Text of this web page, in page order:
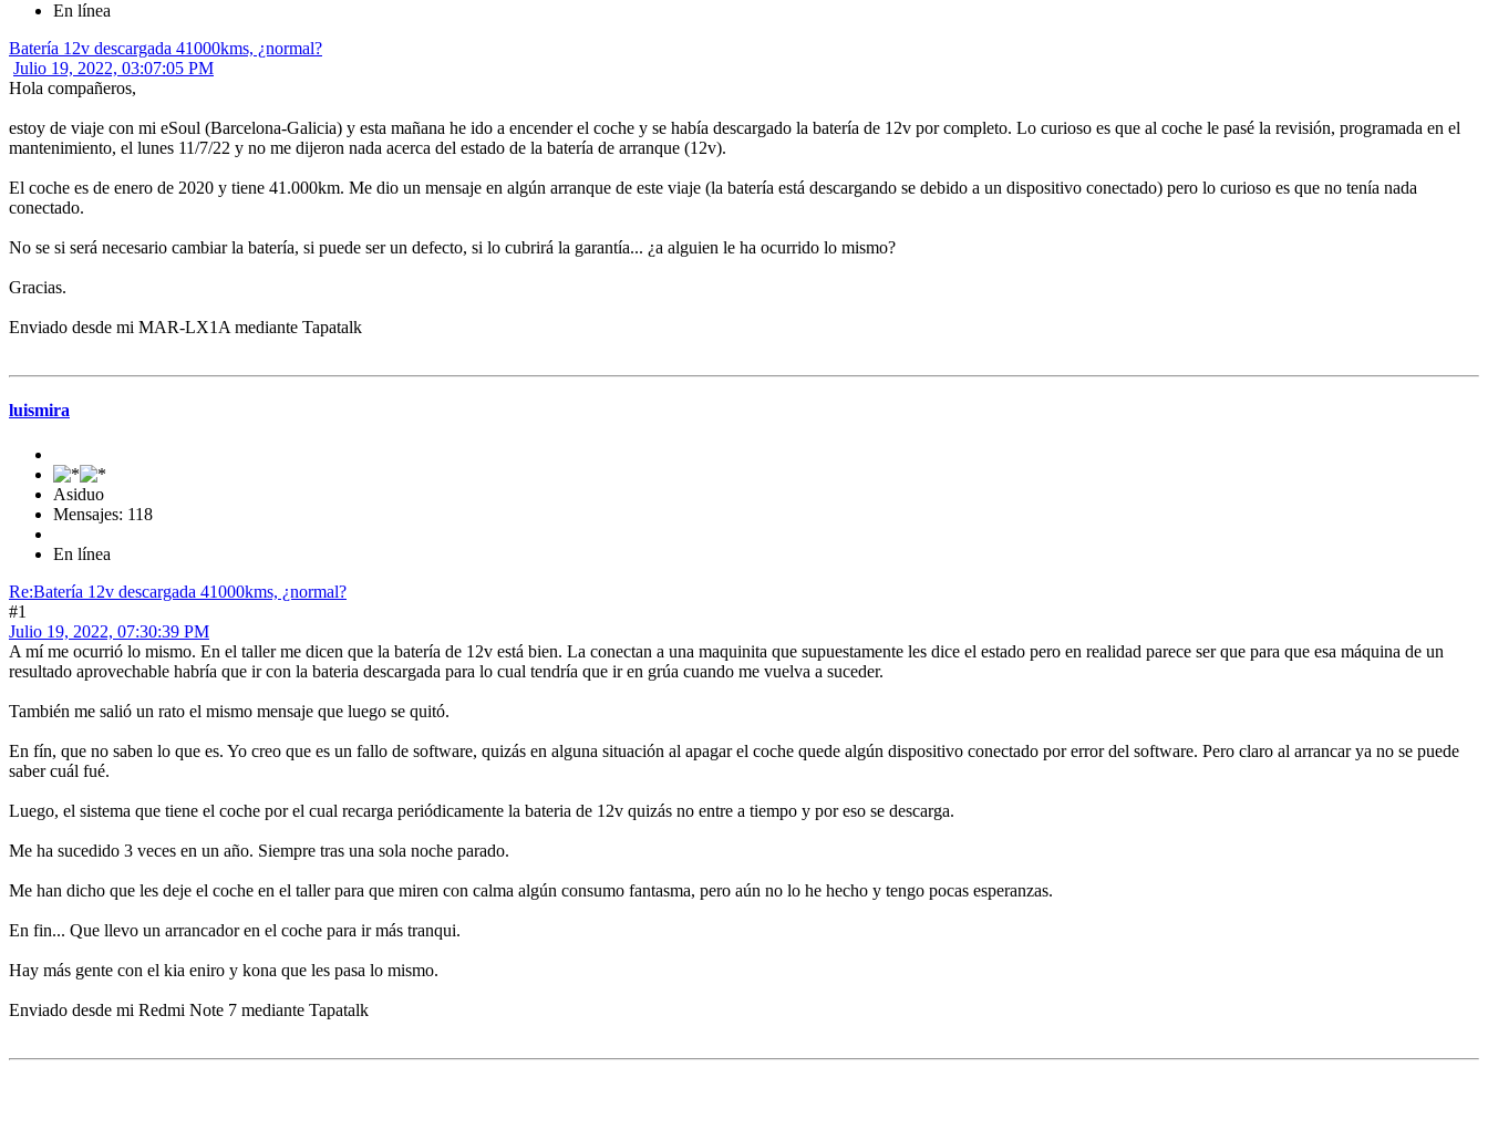
En línea
Batería 12v descargada 41000kms, ¿normal?
Julio 19, 2022, 03:07:05 PM
Hola compañeros,
estoy de viaje con mi eSoul (Barcelona-Galicia) y esta mañana he ido a encender el coche y se había descargado la batería de 12v por completo. Lo curioso es que al coche le pasé la revisión, programada en el
mantenimiento, el lunes 11/7/22 y no me dijeron nada acerca del estado de la batería de arranque (12v).
El coche es de enero de 2020 y tiene 41.000km. Me dio un mensaje en algún arranque de este viaje (la batería está descargando se debido a un dispositivo conectado) pero lo curioso es que no tenía nada
conectado.
No se si será necesario cambiar la batería, si puede ser un defecto, si lo cubrirá la garantía... ¿a alguien le ha ocurrido lo mismo?
Gracias.
Enviado desde mi MAR-LX1A mediante Tapatalk
luismira
Asiduo
Mensajes: 118
En línea
Re:Batería 12v descargada 41000kms, ¿normal?
#1
Julio 19, 2022, 07:30:39 PM
A mí me ocurrió lo mismo. En el taller me dicen que la batería de 12v está bien. La conectan a una maquinita que supuestamente les dice el estado pero en realidad parece ser que para que esa máquina de un
resultado aprovechable habría que ir con la bateria descargada para lo cual tendría que ir en grúa cuando me vuelva a suceder.
También me salió un rato el mismo mensaje que luego se quitó.
En fín, que no saben lo que es. Yo creo que es un fallo de software, quizás en alguna situación al apagar el coche quede algún dispositivo conectado por error del software. Pero claro al arrancar ya no se puede
saber cuál fué.
Luego, el sistema que tiene el coche por el cual recarga periódicamente la bateria de 12v quizás no entre a tiempo y por eso se descarga.
Me ha sucedido 3 veces en un año. Siempre tras una sola noche parado.
Me han dicho que les deje el coche en el taller para que miren con calma algún consumo fantasma, pero aún no lo he hecho y tengo pocas esperanzas.
En fin... Que llevo un arrancador en el coche para ir más tranqui.
Hay más gente con el kia eniro y kona que les pasa lo mismo.
Enviado desde mi Redmi Note 7 mediante Tapatalk